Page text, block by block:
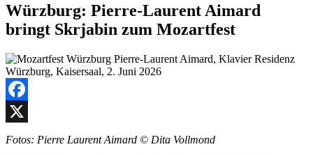
Würzburg: Pierre-Laurent Aimard
bringt Skrjabin zum Mozartfest
Facebook
X
Fotos: Pierre Laurent Aimard © Dita Vollmond